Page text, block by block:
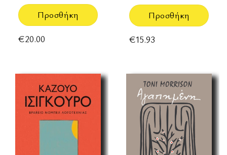
Προσθήκη
€20.00
Προσθήκη
€15.93